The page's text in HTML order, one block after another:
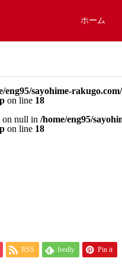
ホーム
eng95/sayohime-
on line 18
on null in /home/eng95/
on line 18
RSS feedly Pin it